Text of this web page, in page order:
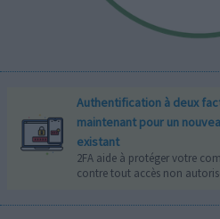
Authentification à deux
maintenant pour un
existant
2FA aide à protéger votre
contre tout accès non